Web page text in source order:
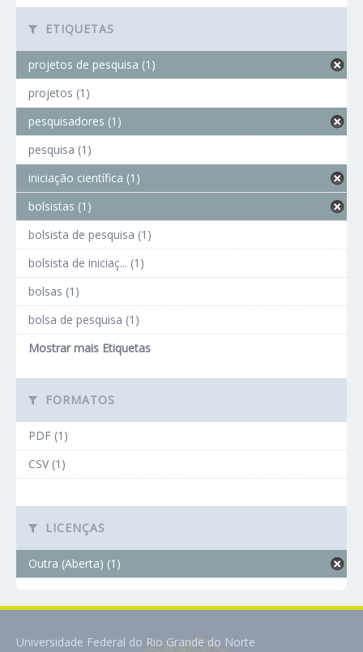
ETIQUETAS
projetos de pesquisa (1)
projetos (1)
pesquisadores (1)
pesquisa (1)
iniciação científica (1)
bolsistas (1)
bolsista de pesquisa (1)
bolsista de iniciaç... (1)
bolsas (1)
bolsa de pesquisa (1)
Mostrar mais Etiquetas
FORMATOS
PDF (1)
CSV (1)
LICENÇAS
Outra (Aberta) (1)
Universidade Federal do Rio Grande do Norte